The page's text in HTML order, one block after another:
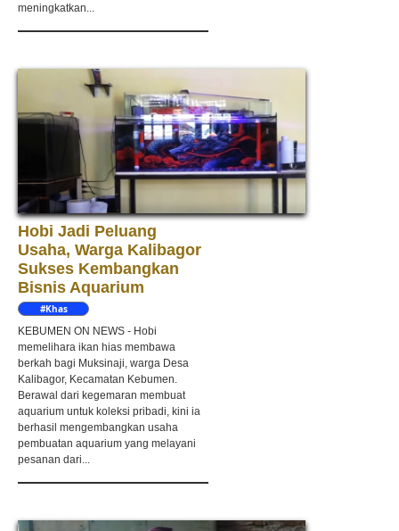
meningkatkan...
Hobi Jadi Peluang
Usaha, Warga Kalibagor
Sukses Kembangkan
Bisnis Aquarium
#Khas
KEBUMEN ON NEWS - Hobi
memelihara ikan hias membawa
berkah bagi Muksinaji, warga Desa
Kalibagor, Kecamatan Kebumen.
Berawal dari kegemaran membuat
aquarium untuk koleksi pribadi, kini ia
berhasil mengembangkan usaha
pembuatan aquarium yang melayani
pesanan dari...